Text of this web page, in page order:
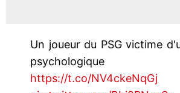
Un joueur du PSG victime
https://t.co/NV4ckeNqGj